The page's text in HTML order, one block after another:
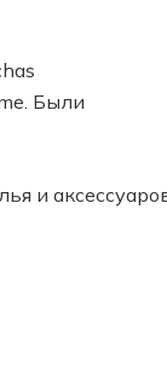
Были
и